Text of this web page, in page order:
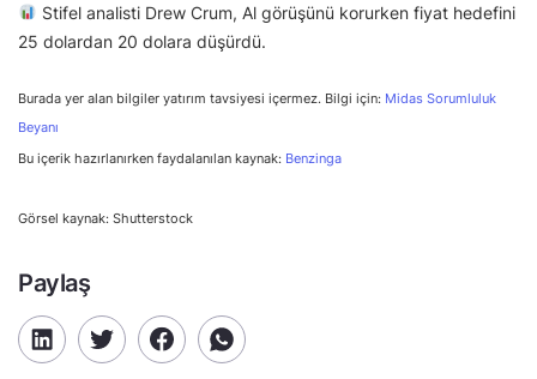
Stifel analisti Drew Crum, Al görüşünü korurken fiyat hedefini
25 dolardan 20 dolara düşürdü.
Burada yer alan bilgiler yatırım tavsiyesi içermez. Bilgi için: Midas Sorumluluk
Beyanı
Bu içerik hazırlanırken faydalanılan kaynak: Benzinga
Görsel kaynak: Shutterstock
Paylaş